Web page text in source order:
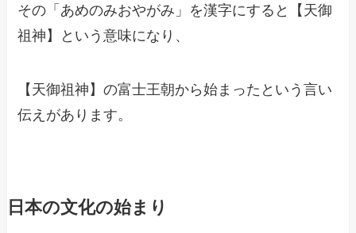
その「あめのみおやがみ」を漢字にすると【天御
祖神】という意味になり、
【天御祖神】の富士王朝から始まったという言い
伝えがあります。
日本の文化の始まり